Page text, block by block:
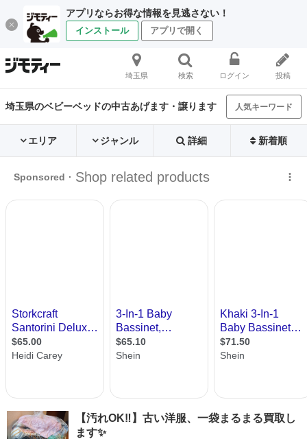
アプリならお得な情報を見逃さない！
インストール アプリで開く
埼玉県 検索 ログイン 投稿
埼玉県のベビーベッドの中古あげます・譲ります 人気キーワード
エリア ジャンル 詳細 新着順
【汚れOK‼️】古い洋服、一袋まるまる買取し
ます✨